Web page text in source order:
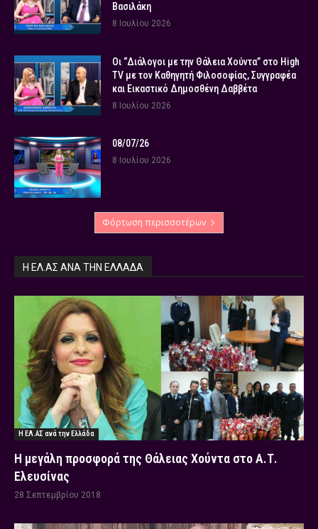
Βασιλάκη
8 Ιουλίου 2026
Οι “Διάλογοι με την Θάλεια Χούντα” στο High
TV με τον Καθηγητή Φιλοσοφίας, Συγγραφέα
και Εικαστικό Δημοσθένη Δαββέτα
8 Ιουλίου 2026
08/07/26
8 Ιουλίου 2026
Φόρτωση περισσοτέρων
Η ΕΛ.ΑΣ ΑΝΆ ΤΗΝ ΕΛΛΆΔΑ
Η ΕΛ.ΑΣ ανά την Ελλάδα
Η μεγάλη προσφορά της Θάλειας Χούντα στο Α.Τ.
Ελευσίνας
28 Σεπτεμβρίου 2018